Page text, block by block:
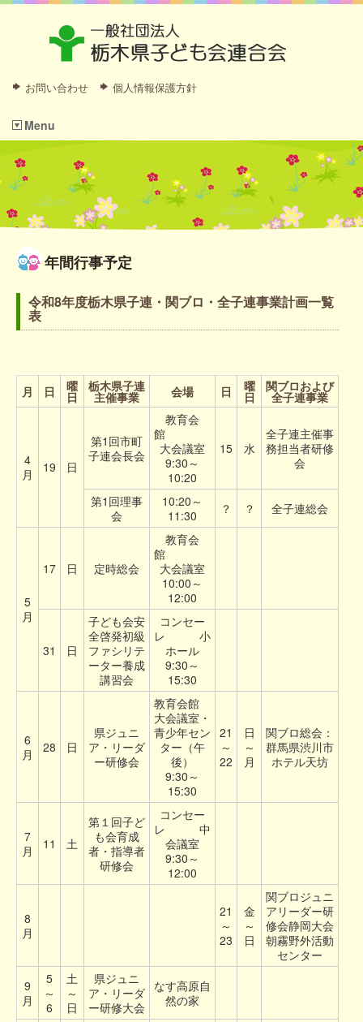
お問い合わせ 個人情報保護方針
Menu
年間行事予定
令和8年度栃木県子連・関ブロ・全子連事業計画一覧
表
月 日 曜
日
栃木県子連
主催事業 会場 日 曜
日
関ブロおよび
全子連事業
4
月
19 日
第1回市町
子連会長会
教育会
館
大会議室
9:30～
10:20
15 水
全子連主催事
務担当者研修
会
第1回理事
会
10:20～
11:30
？ ？ 全子連総会
5
月
17 日 定時総会
教育会
館
大会議室
10:00～
12:00
31 日
子ども会安
全啓発初級
ファシリテ
ーター養成
講習会
コンセー
レ 小
ホール
9:30～
15:30
6
月
28 日
県ジュニ
ア・リーダ
ー研修会
教育会館
大会議室・
青少年セン
ター（午
後）
9:30～
15:30
21
～
22
日
～
月
関ブロ総会：
群馬県渋川市
ホテル天坊
7
月
11 土
第１回子ど
も会育成
者・指導者
研修会
コンセー
レ 中
会議室
9:30～
12:00
8
月
21
～
23
金
～
日
関ブロジュニ
アリーダー研
修会静岡大会
朝霧野外活動
センター
9
月
5
～
6
土
～
日
県ジュニ
ア・リーダ
ー研修大会
なす高原自
然の家